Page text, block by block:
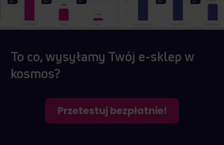
To co, wysyłamy Twój e-sklep w
kosmos?
Przetestuj bezpłatnie!